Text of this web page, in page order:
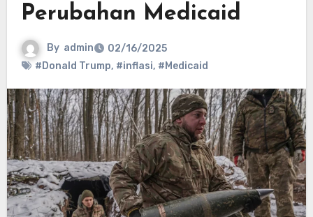
Perubahan Medicaid
By admin
02/16/2025
#Donald Trump, #inflasi, #Medicaid